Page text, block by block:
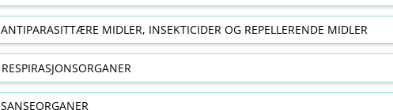
ANTIPARASITTÆRE MIDLER, INSEKTICIDER OG REPELLERENDE MIDLER
RESPIRASJONSORGANER
SANSEORGANER